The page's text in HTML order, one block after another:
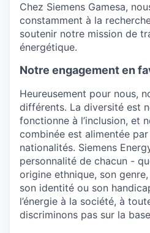
Chez Siemens Gamesa,
constamment à la
soutenir notre mission de
énergétique.
Notre engagement en
Heureusement pour nous,
différents. La diversité est
fonctionne à l’inclusion, et
combinée est alimentée
nationalités. Siemens
personnalité de chacun -
origine ethnique, son
son identité ou son
l’énergie à la société, à
discriminons pas sur la